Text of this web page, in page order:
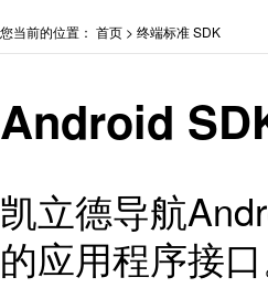
您当前的位置： 首页 > 终端标准 SDK
Android
凯立德导航
的应用程序接口